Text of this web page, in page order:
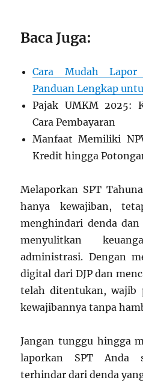
Baca Juga:
Cara Mudah
Panduan Lengkap
Pajak UMKM 2025:
Cara Pembayaran
Manfaat Memiliki
Kredit hingga
Melaporkan SPT
hanya kewajiban,
menghindari denda
menyulitkan
administrasi. Dengan
digital dari DJP dan
telah ditentukan, wajib
kewajibannya tanpa
Jangan tunggu hingga
laporkan SPT Anda
terhindar dari denda